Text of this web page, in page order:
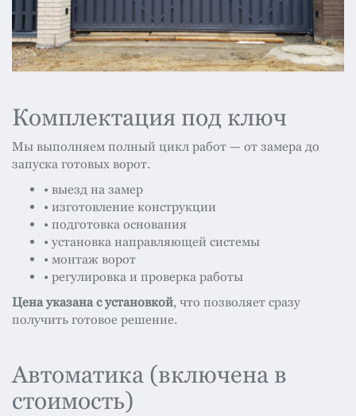
Комплектация под ключ
Мы выполняем полный цикл работ — от замера до
запуска готовых ворот.
• выезд на замер
• изготовление конструкции
• подготовка основания
• установка направляющей системы
• монтаж ворот
• регулировка и проверка работы
Цена указана с установкой, что позволяет сразу
получить готовое решение.
Автоматика (включена в
стоимость)